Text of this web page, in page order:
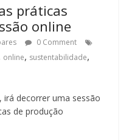
práticas
online
0 Comment
online, sustentabilidade,
decorrer uma sessão
de produção